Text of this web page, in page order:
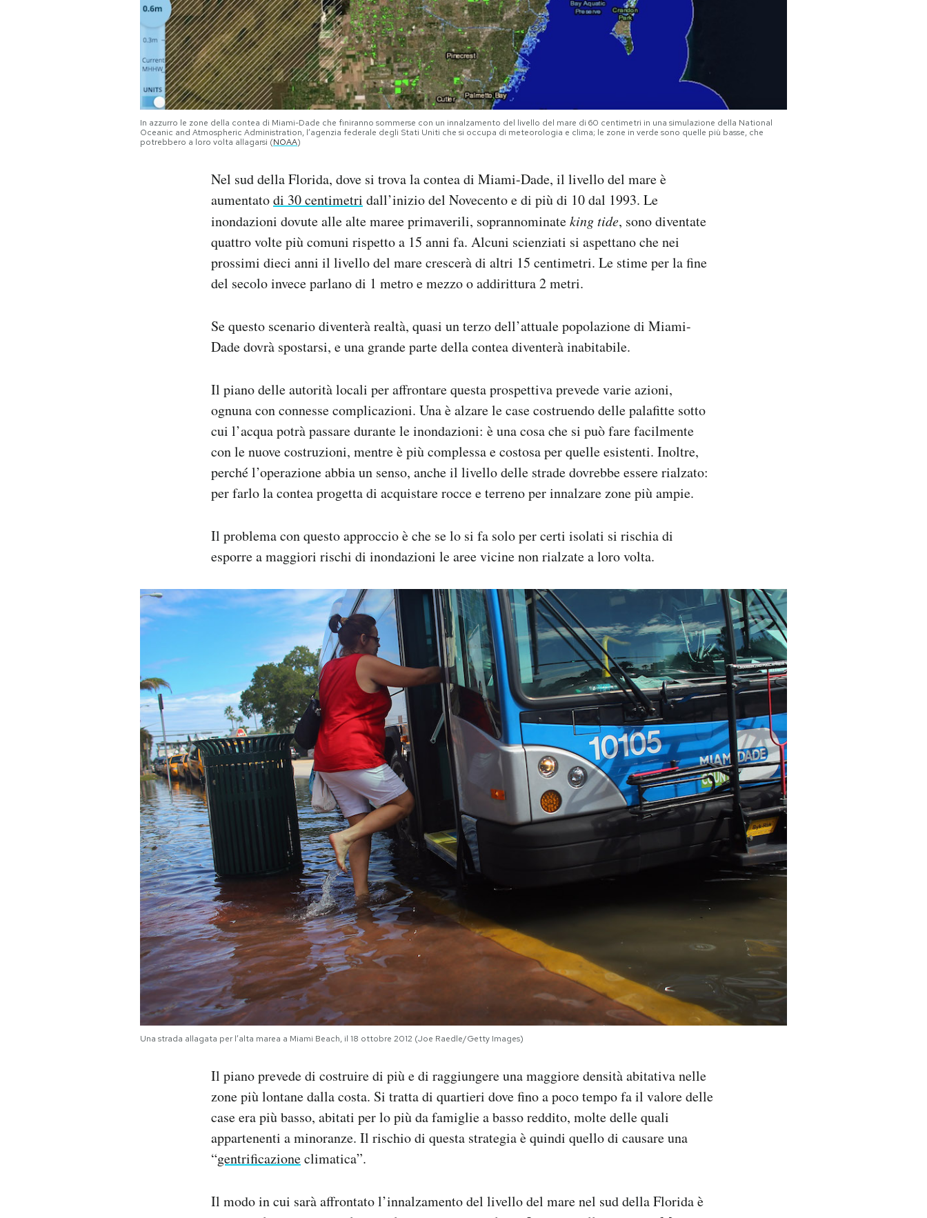
In azzurro le zone della contea di Miami-Dade che finiranno sommerse con un innalzamento del livello del mare di 60 centimetri in una simulazione della National
Oceanic and Atmospheric Administration, l’agenzia federale degli Stati Uniti che si occupa di meteorologia e clima; le zone in verde sono quelle più basse, che
potrebbero a loro volta allagarsi (NOAA)
Nel sud della Florida, dove si trova la contea di Miami-Dade, il livello del mare è
aumentatodi 30 centimetri dall’inizio del Novecento e di più di 10 dal 1993. Le
inondazioni dovute alle alte maree primaverili, soprannominateking tide, sono diventate
quattro volte più comuni rispetto a 15 anni fa. Alcuni scienziati si aspettano che nei
prossimi dieci anni il livello del mare crescerà di altri 15 centimetri. Le stime per la fine
del secolo invece parlano di 1 metro e mezzo o addirittura 2 metri.
Se questo scenario diventerà realtà, quasi un terzo dell’attuale popolazione di Miami-
Dade dovrà spostarsi, e una grande parte della contea diventerà inabitabile.
Il piano delle autorità locali per affrontare questa prospettiva prevede varie azioni,
ognuna con connesse complicazioni. Una è alzare le case costruendo delle palafitte sotto
cui l’acqua potrà passare durante le inondazioni: è una cosa che si può fare facilmente
con le nuove costruzioni, mentre è più complessa e costosa per quelle esistenti. Inoltre,
perché l’operazione abbia un senso, anche il livello delle strade dovrebbe essere rialzato:
per farlo la contea progetta di acquistare rocce e terreno per innalzare zone più ampie.
Il problema con questo approccio è che se lo si fa solo per certi isolati si rischia di
esporre a maggiori rischi di inondazioni le aree vicine non rialzate a loro volta.
Una strada allagata per l’alta marea a Miami Beach, il 18 ottobre 2012 (Joe Raedle/Getty Images)
Il piano prevede di costruire di più e di raggiungere una maggiore densità abitativa nelle
zone più lontane dalla costa. Si tratta di quartieri dove fino a poco tempo fa il valore delle
case era più basso, abitati per lo più da famiglie a basso reddito, molte delle quali
appartenenti a minoranze. Il rischio di questa strategia è quindi quello di causare una
“gentrificazioneclimatica”.
Il modo in cui sarà affrontato l’innalzamento del livello del mare nel sud della Florida è